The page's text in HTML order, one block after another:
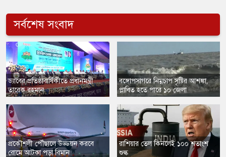
সর্বশেষ সংবাদ
ড্যাবের প্রতিষ্ঠাবার্ষিকীতে প্রধানমন্ত্রী
তারেক রহমান
প্রকৌশলী পৌঁছালে উড্ডয়ন করবে
রোমে আটকা পড়া বিমান
বঙ্গোপসাগরে নিম্নচাপ সৃষ্টির আশঙ্কা,
প্লাবিত হতে পারে ১০ জেলা
রাশিয়ার তেল কিনলেই ১০০ শতাংশ
শুল্ক